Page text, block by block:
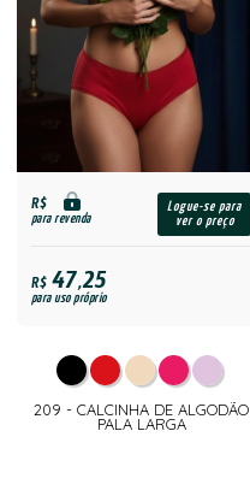
R$
para revenda
Logue-se para
ver o preço
R$47,25
para uso próprio
209 - CALCINHA DE ALGODÃO
PALA LARGA